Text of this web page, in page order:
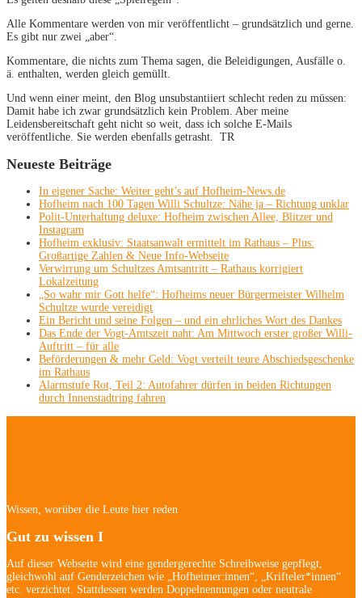
Alle Kommentare werden von mir veröffentlicht – grundsätzlich und gerne.
Es gibt nur zwei „aber“.
Kommentare, die nichts zum Thema sagen, die Beleidigungen, Ausfälle o.
ä. enthalten, werden gleich gemüllt.
Und wenn einer meint, den Blog unsubstantiiert schlecht reden zu müssen:
Damit habe ich zwar grundsätzlich kein Problem. Aber meine
Leidensbereitschaft geht nicht so weit, dass ich solche E-Mails
veröffentliche. Sie werden ebenfalls getrasht. TR
Neueste Beiträge
In eigener Sache: Weiter geht’s auf Hofheim-News.de
Hofheim nach 100 Tagen Willi Schultze: Nähe ja – Richtung unklar
Polit-Unterhaltung deluxe: Hofheim zwischen Allee, Blitzer und
Instagram
Hofheim exklusiv: Staatsanwalt ermittelt im Rathaus – Plus:
Großartige Zahlen & Neue Info-Webseite
Verwirrung um Schultzes Amtsantritt – Rathaus korrigiert
Lokalzeitung
„So wahr mir Gott helfe“: Hofheims neuer Bürgermeister Wilhelm
Schultze wurde vereidigt
Ein Bericht und seine Folgen – und ein ehrliches Wort des Dankes
Das Ende der Vogt-Amtszeit naht: Am Mittwoch erster großer Willi-
Auftritt – für alle
Beförderungen & mehr Geld: Vogt verteilt teure Abschiedsgeschenke
im Rathaus
Alarmstufe Rot, Teil 2: Autofahrer dürfen in beiden Richtungen
durch Innenstadtring fahren
Wissen, worüber die Leute hier reden
Gut zu wissen I
Auf dieser Webseite wird eine gendergerechte Schreibweise gepflegt,
gleichwohl auf Genderzeichen wie „Hofheimer:innen“, „Krifteler*innen“
etc. verzichtet. Stattdessen werden Doppelnennungen oder neutrale